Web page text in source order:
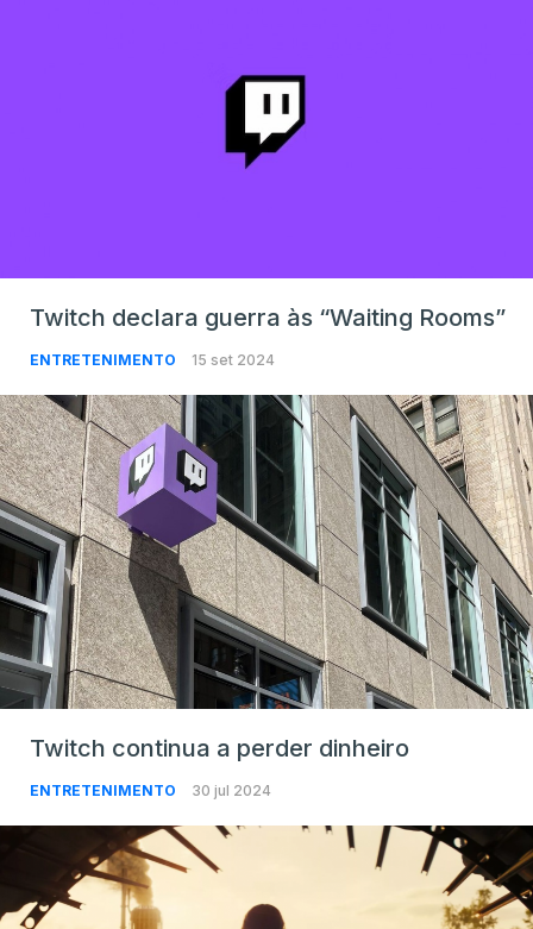
Twitch declara guerra às “Waiting Rooms”
ENTRETENIMENTO 15 set 2024
Twitch continua a perder dinheiro
ENTRETENIMENTO 30 jul 2024